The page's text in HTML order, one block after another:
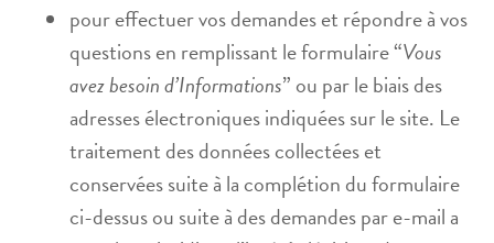
pour effectuer vos demandes et répondre à vos
questions en remplissant le formulaire “Vous
avez besoin d’Informations” ou par le biais des
adresses électroniques indiquées sur le site. Le
traitement des données collectées et
conservées suite à la complétion du formulaire
ci-dessus ou suite à des demandes par e-mail a